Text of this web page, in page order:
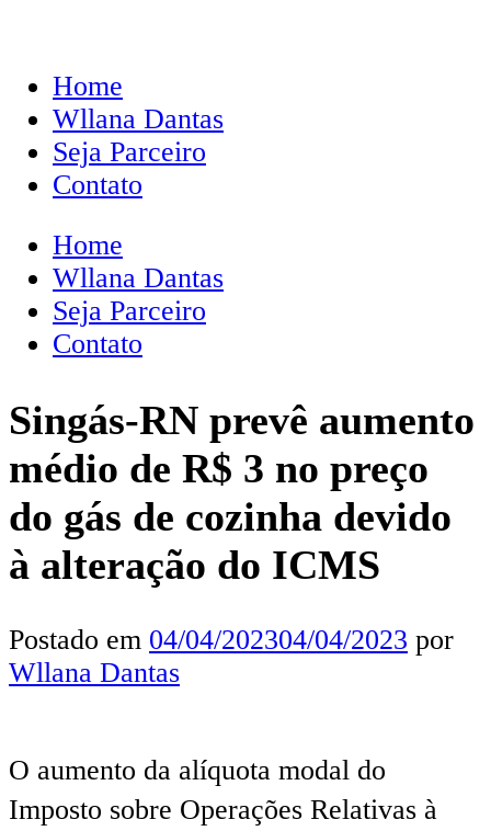
Home
Wllana Dantas
Seja Parceiro
Contato
Home
Wllana Dantas
Seja Parceiro
Contato
Singás-RN prevê aumento
médio de R$ 3 no preço
do gás de cozinha devido
à alteração do ICMS
Postado em 04/04/202304/04/2023 por
Wllana Dantas
O aumento da alíquota modal do
Imposto sobre Operações Relativas à